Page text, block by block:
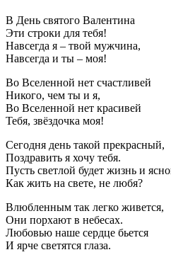
В День святого Валентина
Эти строки для тебя!
Навсегда я – твой мужчина,
Навсегда и ты – моя!
Во Вселенной нет счастливей
Никого, чем ты и я,
Во Вселенной нет красивей
Тебя, звёздочка моя!
Сегодня день такой прекрасный,
Поздравить я хочу тебя.
Пусть светлой будет жизнь и
Как жить на свете, не любя?
Влюбленным так легко живется,
Они порхают в небесах.
Любовью наше сердце бьется
И ярче светятся глаза.